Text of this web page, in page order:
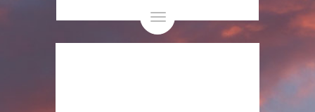
Toggle
navigation